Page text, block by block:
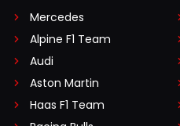
Als ze weten dat hij
weten hoe snel hij
Closecall
Mercedes
Alpine F1 Team
Audi
Aston Martin
Haas F1 Team